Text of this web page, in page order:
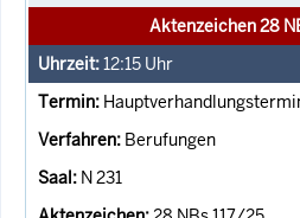
Aktenzeichen 28
12:15 Uhr
Berufungen
N 231